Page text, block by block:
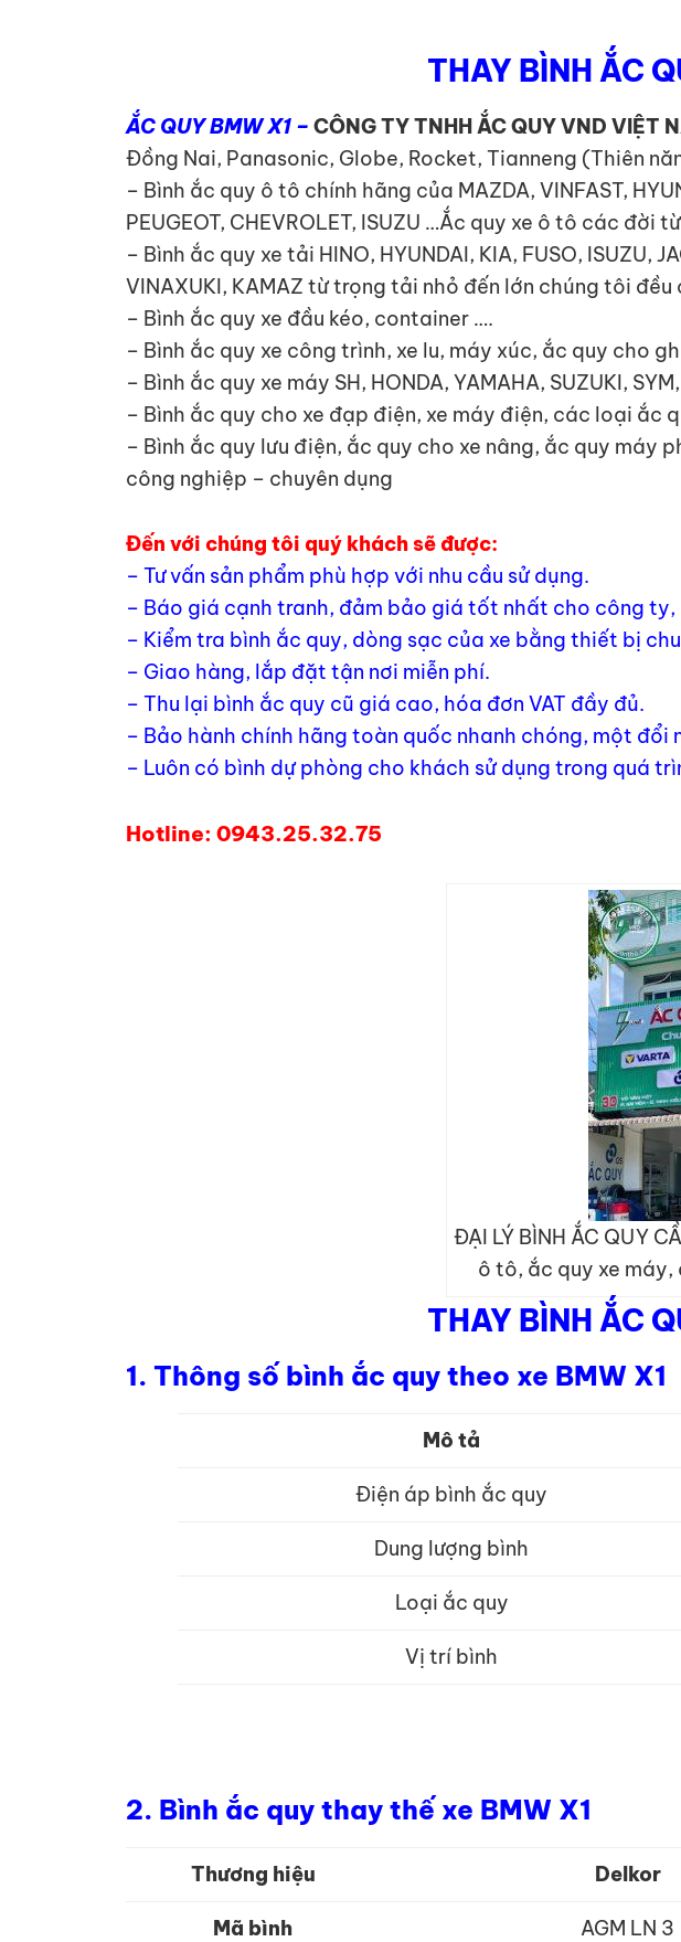
THAY BÌNH ẮC
ẮC QUY BMW X1 – CÔNG TY TNHH ẮC QUY VND VIỆT
Đồng Nai, Panasonic, Globe, Rocket, Tianneng (Thiên
– Bình ắc quy ô tô chính hãng của MAZDA, VINFAST,
PEUGEOT, CHEVROLET, ISUZU …Ắc quy xe ô tô các đời
– Bình ắc quy xe tải HINO, HYUNDAI, KIA, FUSO, ISUZU,
VINAXUKI, KAMAZ từ trọng tải nhỏ đến lớn chúng tôi đều
– Bình ắc quy xe đầu kéo, container ….
– Bình ắc quy xe công trình, xe lu, máy xúc, ắc quy cho
– Bình ắc quy xe máy SH, HONDA, YAMAHA, SUZUKI,
– Bình ắc quy cho xe đạp điện, xe máy điện, các loại ắc
– Bình ắc quy lưu điện, ắc quy cho xe nâng, ắc quy máy
công nghiệp – chuyên dụng
Đến với chúng tôi quý khách sẽ được:
– Tư vấn sản phẩm phù hợp với nhu cầu sử dụng.
– Báo giá cạnh tranh, đảm bảo giá tốt nhất cho công ty,
– Kiểm tra bình ắc quy, dòng sạc của xe bằng thiết bị
– Giao hàng, lắp đặt tận nơi miễn phí.
– Thu lại bình ắc quy cũ giá cao, hóa đơn VAT đầy đủ.
– Bảo hành chính hãng toàn quốc nhanh chóng, một đổi
– Luôn có bình dự phòng cho khách sử dụng trong quá
Hotline: 0943.25.32.75
ĐẠI LÝ BÌNH ẮC QUY
ô tô, ắc quy xe
THAY BÌNH ẮC
1. Thông số bình ắc quy theo xe BMW X1
Mô tả
Điện áp bình ắc quy
Dung lượng bình
Loại ắc quy
Vị trí bình
2. Bình ắc quy thay thế xe BMW X1
Thương hiệu Delkor
Mã bình AGM LN 3